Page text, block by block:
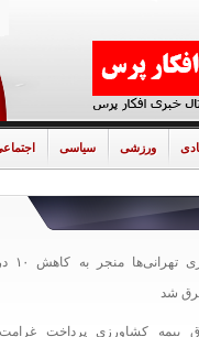
ورزشی سیاسی
شد
بیمه کشاورزی پرداخت